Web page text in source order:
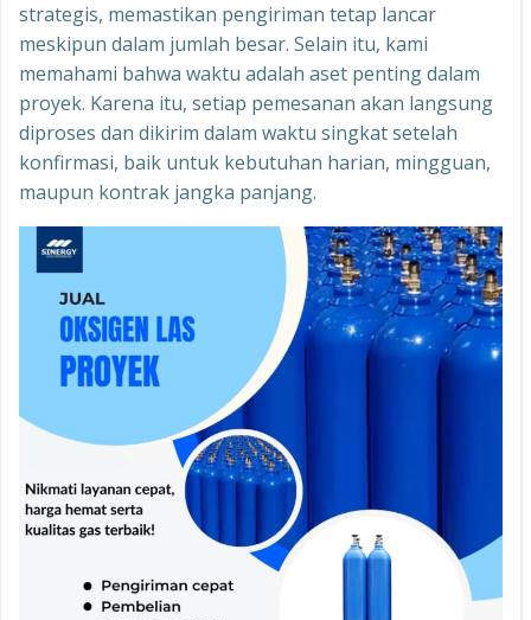
strategis, memastikan pengiriman tetap lancar
meskipun dalam jumlah besar. Selain itu, kami
memahami bahwa waktu adalah aset penting dalam
proyek. Karena itu, setiap pemesanan akan langsung
diproses dan dikirim dalam waktu singkat setelah
konfirmasi, baik untuk kebutuhan harian, mingguan,
maupun kontrak jangka panjang.